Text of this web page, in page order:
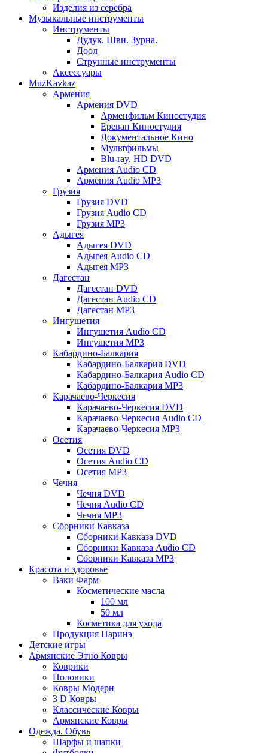
Изделия из серебра
Музыкальные инструменты
Инструменты
Дудук. Шви. Зурна.
Доол
Струнные инструменты
Аксессуары
MuzKavkaz
Армения
Армения DVD
Арменфильм Киностудия
Ереван Киностудия
Документальное Кино
Мультфильмы
Blu-ray. HD DVD
Армения Audio CD
Армения Audio MP3
Грузия
Грузия DVD
Грузия Audio CD
Грузия MP3
Адыгея
Адыгея DVD
Адыгея Audio CD
Адыгея MP3
Дагестан
Дагестан DVD
Дагестан Audio CD
Дагестан MP3
Ингушетия
Ингушетия Audio CD
Ингушетия MP3
Кабардино-Балкария
Кабардино-Балкария DVD
Кабардино-Балкария Audio CD
Кабардино-Балкария MP3
Карачаево-Черкесия
Карачаево-Черкесия DVD
Карачаево-Черкесия Audio CD
Карачаево-Черкесия MP3
Осетия
Осетия DVD
Осетия Audio CD
Осетия MP3
Чечня
Чечня DVD
Чечня Audio CD
Чечня MP3
Сборники Кавказа
Сборники Кавказа DVD
Сборники Кавказа Audio CD
Сборники Кавказа MP3
Красота и здоровье
Ваки Фарм
Косметические масла
100 мл
50 мл
Косметика для ухода
Продукция Наринэ
Детские игры
Армянские Этно Ковры
Коврики
Половики
Ковры Модерн
3 D Ковры
Классические Ковры
Армянские Ковры
Одежда. Обувь
Шарфы и шапки